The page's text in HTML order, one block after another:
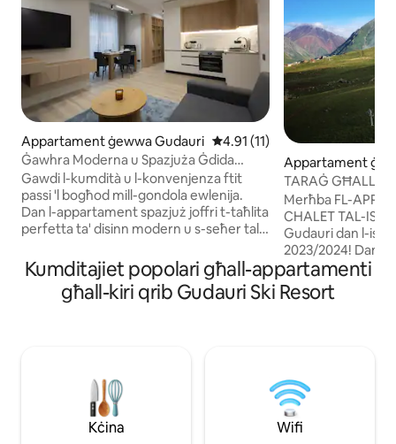
Appartament ġewwa Gudauri Rating medju ta' 4.91 minn 5,
4.91 (11)
Ġawhra Moderna u Spazjuża Ġdida
Gudauri qrib il-Lifts tal-Iskijjar
Gawdi l-kumdità u l-konvenjenza ftit
passi 'l bogħod mill-gondola ewlenija.
Dan l-appartament spazjuż joffri t-taħlita
perfetta ta' disinn modern u s-seħer tal-
mgħammar b'kollox bil-kumditajiet
essenzjali kollha u gallarija, li jinsab fiċ-
ċentru iżda kwiet għal serati ta'
fuq is-silġ • Supermarkets • Ristoranti,
kafetteriji u bars Skopri l-listing kollu
Appartament
iTARAĠ GĦALL-
GONDOLA View
Merħba FL-
CHALET TAL-
Gudauri dan l-
2023/2024! Dan
ħafna klijenti ta
dinja kollha minn
hija żewġ stejjer,
għal skiing
tal-bieb tiegħek.
esperjenza
chalet tal-iskijjar
Kumditajiet popolari għall-appartamenti
għall-kiri qrib Gudauri Ski Resort
Kċina Wifi